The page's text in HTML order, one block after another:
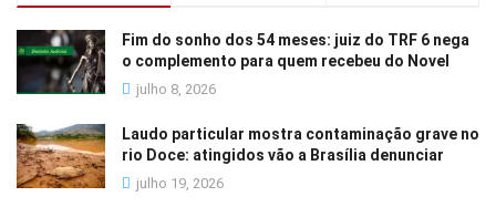
Fim do sonho dos 54 meses: juiz do TRF 6 nega
o complemento para quem recebeu do Novel
julho 8, 2026
Laudo particular mostra contaminação grave no
rio Doce: atingidos vão a Brasília denunciar
julho 19, 2026